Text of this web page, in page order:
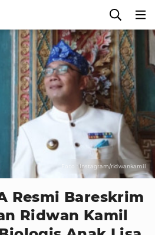
Foto : Instagram/ridwankamil
Resmi Bareskrim
Ridwan Kamil